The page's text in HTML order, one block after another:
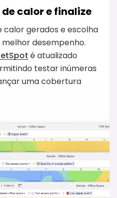
calor e finalize
calor gerados e escolha
desempenho.
é atualizado
testar inúmeras
uma cobertura